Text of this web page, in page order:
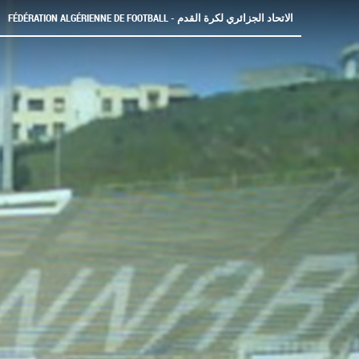
FÉDÉRATION ALGÉRIENNE DE FOOTBALL - الاتحاد الجزائري لكرة القدم